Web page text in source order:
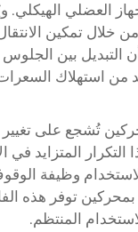
العضلي
خلال تمكين
التبديل بين
من استهلاك
تُشجع على
المتزايد في
وظيفة
توفر هذه
المنتظم.